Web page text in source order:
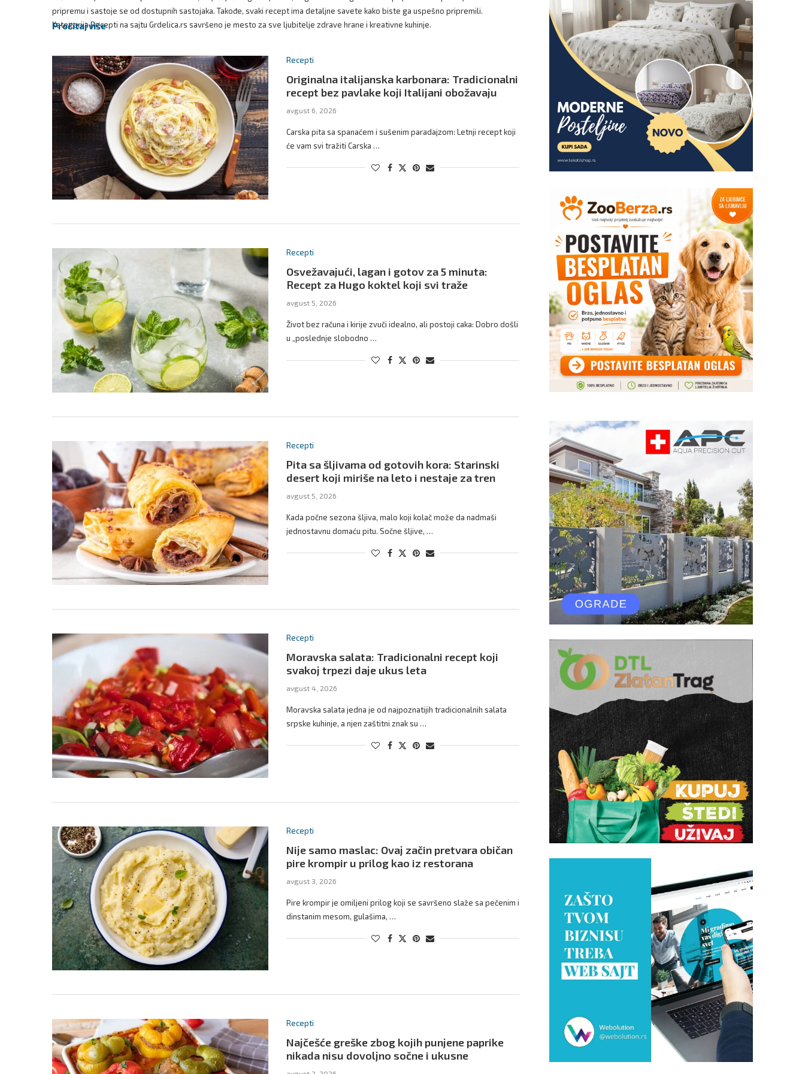
pripremu i sastoje se od dostupnih sastojaka. Takođe, svaki recept ima detaljne savete kako biste ga uspešno pripremili.
Kategorija Recepti na sajtu Grdelica.rs savršeno je mesto za sve ljubitelje zdrave hrane i kreativne kuhinje.
Pročitaj više
Recepti
Originalna italijanska karbonara: Tradicionalni
recept bez pavlake koji Italijani obožavaju
avgust 6, 2026
Carska pita sa spanaćem i sušenim paradajzom: Letnji recept koji
će vam svi tražiti Carska …
Recepti
Osvežavajući, lagan i gotov za 5 minuta:
Recept za Hugo koktel koji svi traže
avgust 5, 2026
Život bez računa i kirije zvuči idealno, ali postoji caka: Dobro došli
u „poslednje slobodno …
Recepti
Pita sa šljivama od gotovih kora: Starinski
desert koji miriše na leto i nestaje za tren
avgust 5, 2026
Kada počne sezona šljiva, malo koji kolač može da nadmaši
jednostavnu domaću pitu. Sočne šljive, …
Recepti
Moravska salata: Tradicionalni recept koji
svakoj trpezi daje ukus leta
avgust 4, 2026
Moravska salata jedna je od najpoznatijih tradicionalnih salata
srpske kuhinje, a njen zaštitni znak su …
Recepti
Nije samo maslac: Ovaj začin pretvara običan
pire krompir u prilog kao iz restorana
avgust 3, 2026
Pire krompir je omiljeni prilog koji se savršeno slaže sa pečenim i
dinstanim mesom, gulašima, …
Recepti
Najčešće greške zbog kojih punjene paprike
nikada nisu dovoljno sočne i ukusne